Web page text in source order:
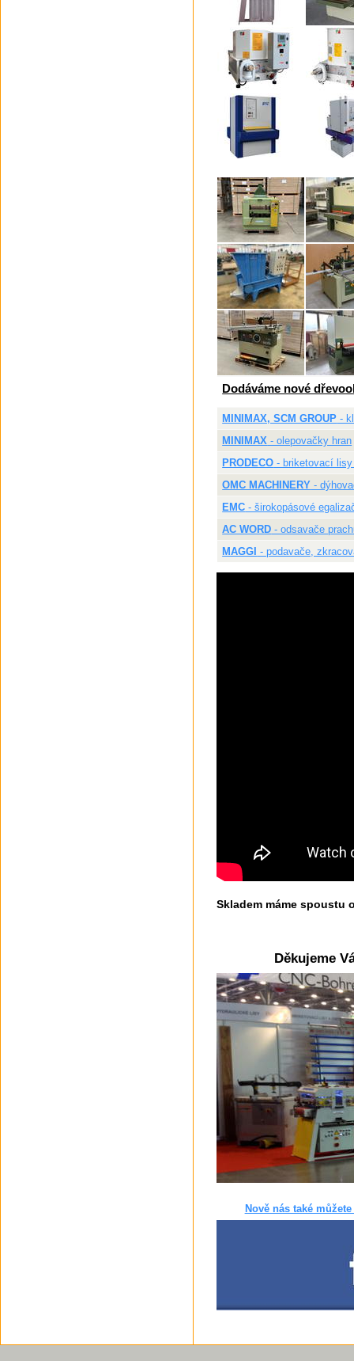
Dodáváme nové
MINIMAX, SCM GROUP -
MINIMAX - olepovačky hran
PRODECO - briketovací
OMC MACHINERY -
EMC - širokopásové
AC WORD - odsavače
MAGGI - podavače,
Skladem máme spoustu
Děkujeme
Nově nás také